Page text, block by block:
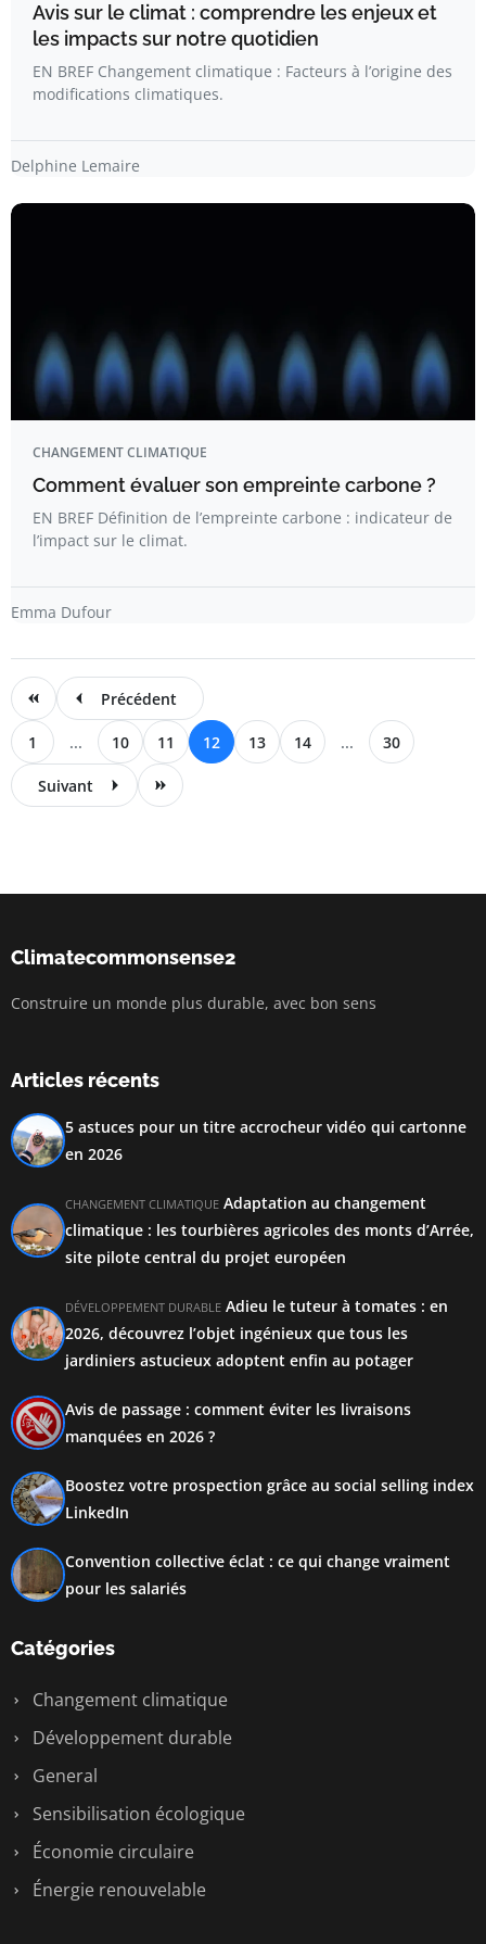
Avis sur le climat : comprendre les enjeux et
les impacts sur notre quotidien
EN BREF Changement climatique : Facteurs à l’origine des
modifications climatiques.
Delphine Lemaire
CHANGEMENT CLIMATIQUE
Comment évaluer son empreinte carbone ?
EN BREF Définition de l’empreinte carbone : indicateur de
l’impact sur le climat.
Emma Dufour
Précédent
1 ... 10 11 12 13 14 ... 30
Suivant
Climatecommonsense2
Construire un monde plus durable, avec bon sens
Articles récents
5 astuces pour un titre accrocheur vidéo qui cartonne
en 2026
CHANGEMENT CLIMATIQUE Adaptation au changement
climatique : les tourbières agricoles des monts d’Arrée,
site pilote central du projet européen
DÉVELOPPEMENT DURABLE Adieu le tuteur à tomates : en
2026, découvrez l’objet ingénieux que tous les
jardiniers astucieux adoptent enfin au potager
Avis de passage : comment éviter les livraisons
manquées en 2026 ?
Boostez votre prospection grâce au social selling index
LinkedIn
Convention collective éclat : ce qui change vraiment
pour les salariés
Catégories
Changement climatique
Développement durable
General
Sensibilisation écologique
Économie circulaire
Énergie renouvelable